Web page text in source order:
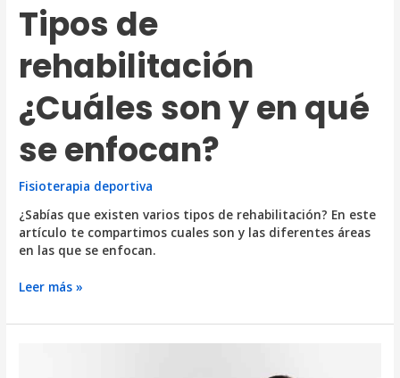
Tipos de
rehabilitación
¿Cuáles son y en qué
se enfocan?
Fisioterapia deportiva
¿Sabías que existen varios tipos de rehabilitación? En este
artículo te compartimos cuales son y las diferentes áreas
en las que se enfocan.
Tipos
rehabilitación
Leer más »